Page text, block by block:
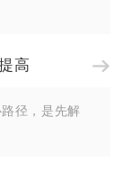
高
径，是先解